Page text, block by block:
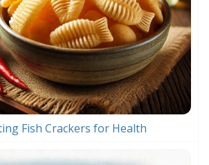
Fish Crackers for Health